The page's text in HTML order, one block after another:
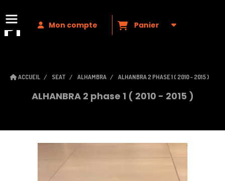
Premium VAG
Mon compte Panier
ACCUEIL SEAT ALHAMBRA ALHANBRA 2 PHASE 1 ( 2010 - 2015 )
ALHANBRA 2 phase 1 ( 2010 - 2015 )